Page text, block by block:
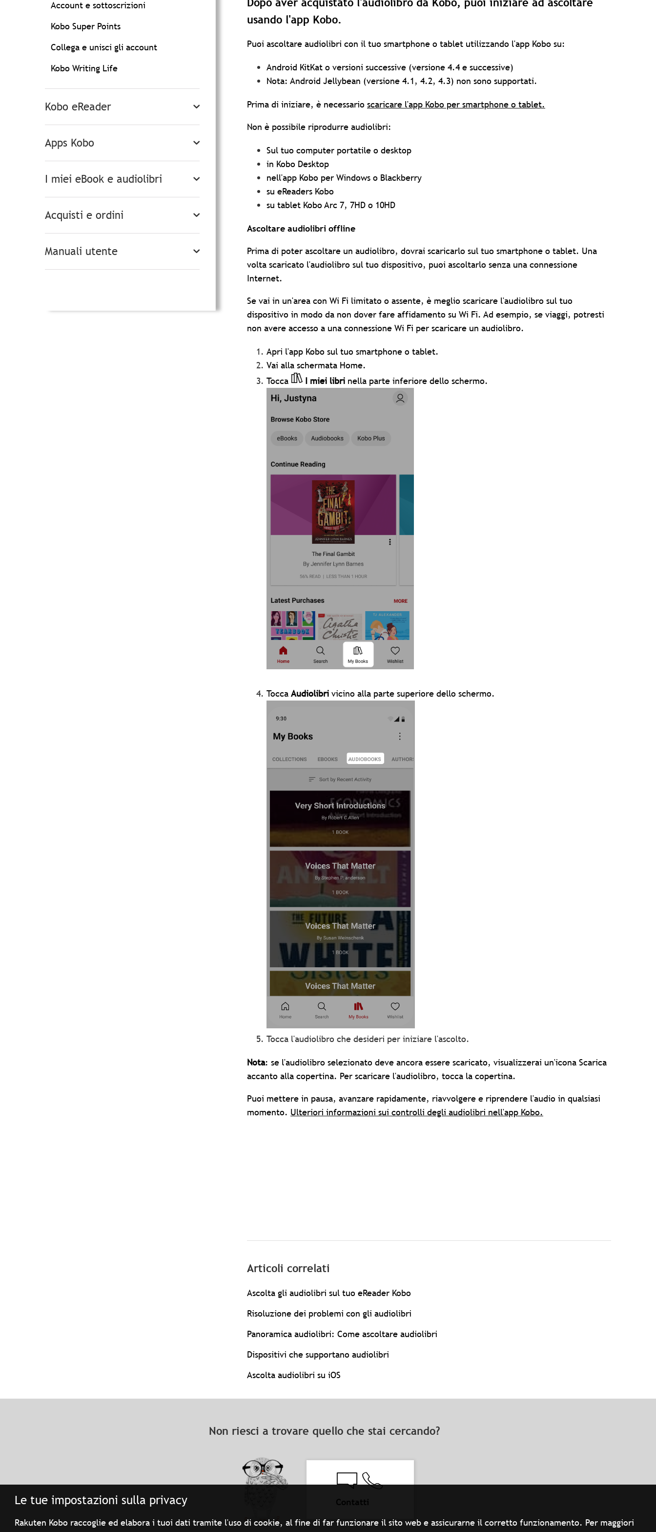
Le tue impostazioni sulla privacy
Rakuten Kobo raccoglie ed elabora i tuoi dati tramite l'uso di cookie, al fine di far funzionare il sito web e assicurarne il corretto funzionamento. Per maggiori
Account e sottoscrizioni
Kobo Super Points
Collega e unisci gli account
Kobo Writing Life
Kobo eReader
Apps Kobo
I miei eBook e audiolibri
Acquisti e ordini
Manuali utente
Dopo aver acquistato l'audiolibro da Kobo, puoi iniziare ad ascoltare
usando l'app Kobo.
Puoi ascoltare audiolibri con il tuo smartphone o tablet utilizzando l'app Kobo su:
Android KitKat o versioni successive (versione 4.4 e successive)
Nota: Android Jellybean (versione 4.1, 4.2, 4.3) non sono supportati.
Prima di iniziare, è necessario scaricare l'app Kobo per smartphone o tablet.
Non è possibile riprodurre audiolibri:
Sul tuo computer portatile o desktop
in Kobo Desktop
nell'app Kobo per Windows o Blackberry
su eReaders Kobo
su tablet Kobo Arc 7, 7HD o 10HD
Ascoltare audiolibri offline
Prima di poter ascoltare un audiolibro, dovrai scaricarlo sul tuo smartphone o tablet. Una
volta scaricato l'audiolibro sul tuo dispositivo, puoi ascoltarlo senza una connessione
Internet.
Se vai in un'area con Wi Fi limitato o assente, è meglio scaricare l'audiolibro sul tuo
dispositivo in modo da non dover fare affidamento su Wi Fi. Ad esempio, se viaggi, potresti
non avere accesso a una connessione Wi Fi per scaricare un audiolibro.
Apri l'app Kobo sul tuo smartphone o tablet.
Vai alla schermata Home.
Tocca
I miei libri nella parte inferiore dello schermo.
Tocca Audiolibri vicino alla parte superiore dello schermo.
Tocca l'audiolibro che desideri per iniziare l'ascolto.
Nota: se l'audiolibro selezionato deve ancora essere scaricato, visualizzerai un'icona Scarica
accanto alla copertina. Per scaricare l'audiolibro, tocca la copertina.
Puoi mettere in pausa, avanzare rapidamente, riavvolgere e riprendere l'audio in qualsiasi
momento. Ulteriori informazioni sui controlli degli audiolibri nell'app Kobo.
Articoli correlati
Ascolta gli audiolibri sul tuo eReader Kobo
Risoluzione dei problemi con gli audiolibri
Panoramica audiolibri: Come ascoltare audiolibri
Dispositivi che supportano audiolibri
Ascolta audiolibri su iOS
Non riesci a trovare quello che stai cercando?
Contatti